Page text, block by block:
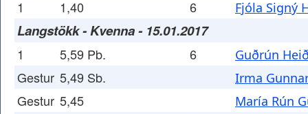
1 1,40 6 Fjóla Signý
Langstökk - Kvenna - 15.01.2017
1 5,59 Pb. 6 Guðrún
Gestur 5,49 Sb. Irma
Gestur 5,45 María Rún